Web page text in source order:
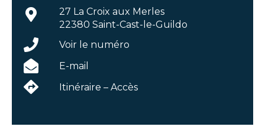
27 La Croix aux Merles
22380 Saint-Cast-le-Guildo
Voir le numéro
E-mail
Itinéraire – Accès